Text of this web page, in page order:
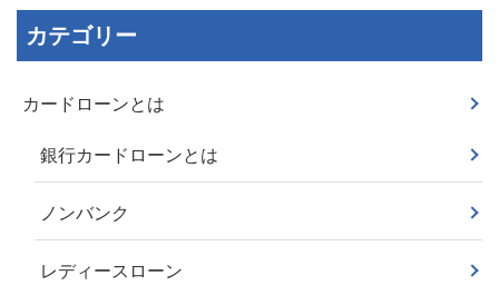
カテゴリー
カードローンとは
銀行カードローンとは
ノンバンク
レディースローン